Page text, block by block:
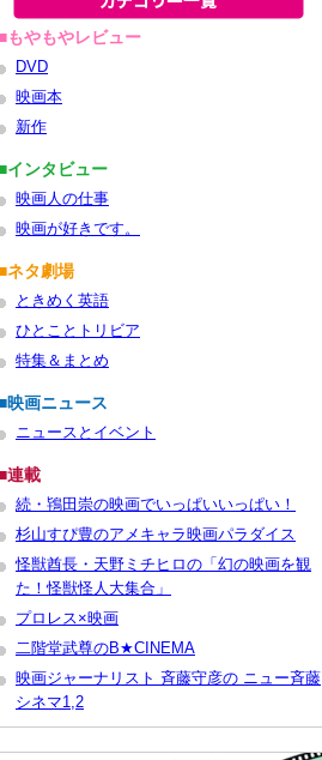
■もやもやレビュー
DVD
映画本
新作
インタビュー
映画人の仕事
映画が好きです。
ネタ劇場
ときめく英語
ひとことトリビア
特集＆まとめ
映画ニュース
ニュースとイベント
連載
続・鴇田崇の映画でいっぱいいっぱい！
杉山すぴ豊のアメキャラ映画パラダイス
怪獣酋長・天野ミチヒロの「幻の映画を観
た！怪獣怪人大集合」
プロレス×映画
二階堂武尊のB★CINEMA
映画ジャーナリスト 斉藤守彦の ニュー斉藤
シネマ1,2